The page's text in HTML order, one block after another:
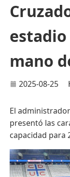
mano
2025-08-25
El
presentó las
capacidad para